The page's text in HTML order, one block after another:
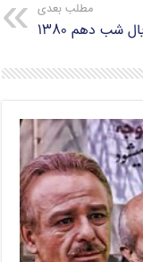
مطلب بعدی
شب دهم ۱۳۸۰